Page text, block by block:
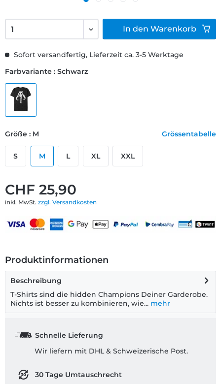
CHF 25,90
inkl. MwSt. zzgl. Versandkosten
Sofort versandfertig, Lieferzeit ca. 3-5 Werktage
Farbvariante : Schwarz
Größe : M Grössentabelle
S M L XL XXL
In den Warenkorb
Produktinformationen
Beschreibung
T-Shirts sind die hidden Champions Deiner Garderobe.
Nichts ist besser zu kombinieren, wie... mehr
Schnelle Lieferung
Wir liefern mit DHL & Schweizerische Post.
30 Tage Umtauschrecht